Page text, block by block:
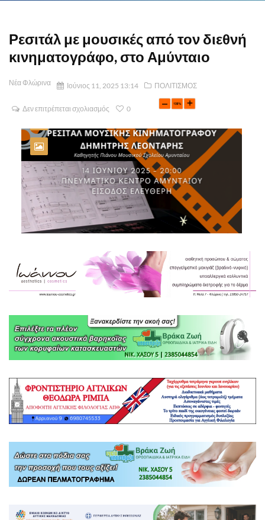
Ρεσιτάλ με μουσικές από τον διεθνή
κινηματογράφο, στο Αμύνταιο
Νέα Φλώρινα Ιούνιος 11, 2025 13:14 ΠΟΛΙΤΙΣΜΟΣ
Δεν επιτρέπεται σχολιασμός 0